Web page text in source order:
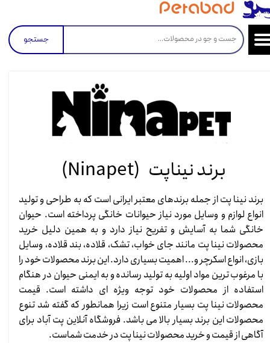
جستجو
برند نینا پت از جمله برندهای معتبر ایرانی است که به طراحی و تولید
انواع لوازم و وسایل مورد نیاز حیوانات خانگی پرداخته است. حیوان
خانگی شما به آسایش و تفریح نیاز دارد و به همین دلیل خرید
محصولات نینا پت مانند جای خواب، تشک، قلاده، بند قلاده، وسایل
بازی، انواع اسکرچر و... اهمیت بسیاری دارد. این برند محصولات خود را
با مرغوب ترین مواد اولیه به تولید رسانده و به ایمنی حیوان در هنگام
استفاده از محصولات خود توجه ویژه ای داشته است. قیمت
محصولات نینا پت بسیار متنوع است زیرا همانطور که گفته شد تنوع
محصولات این برند بسیار بالا می باشد. فروشگاه آنلاین پت آباد برای
آگاهی از قیمت و خرید محصولات نینا پت در خدمت شماست.​​​​​​​
برند نیناپت (Ninapet)​​​​​​​